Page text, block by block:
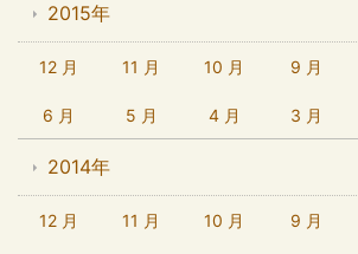
2015年
12 月 11 月 10 月 9 月
6 月 5 月 4 月 3 月
2014年
12 月 11 月 10 月 9 月